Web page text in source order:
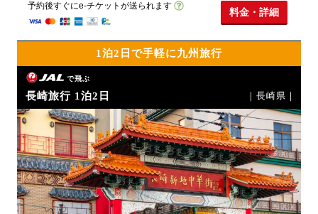
予約後すぐにe-チケットが送られます
料金・詳細
1泊2日で手軽に九州旅行
で飛ぶ
長崎旅行 1泊2日 ｜長崎県｜